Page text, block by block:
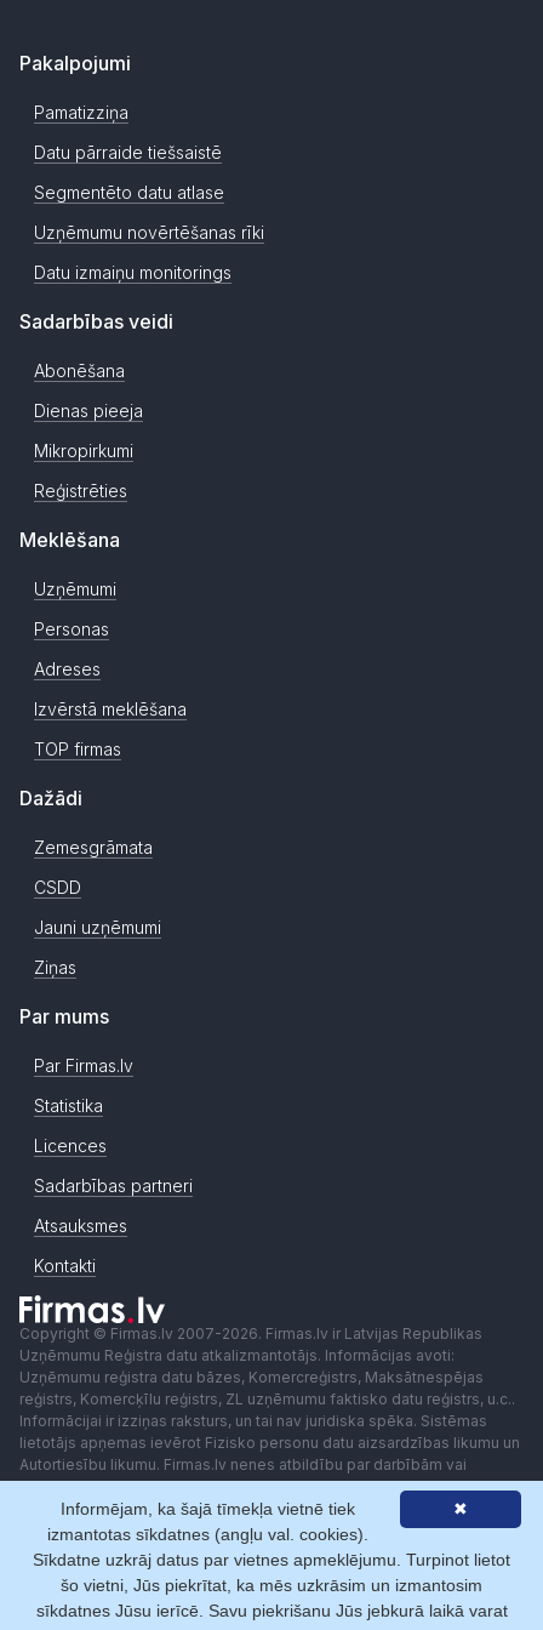
Pakalpojumi
Pamatizziņa
Datu pārraide tiešsaistē
Segmentēto datu atlase
Uzņēmumu novērtēšanas rīki
Datu izmaiņu monitorings
Sadarbības veidi
Abonēšana
Dienas pieeja
Mikropirkumi
Reģistrēties
Meklēšana
Uzņēmumi
Personas
Adreses
Izvērstā meklēšana
TOP firmas
Dažādi
Zemesgrāmata
CSDD
Jauni uzņēmumi
Ziņas
Par mums
Par Firmas.lv
Statistika
Licences
Sadarbības partneri
Atsauksmes
Kontakti
Copyright © Firmas.lv 2007-2026. Firmas.lv ir Latvijas Republikas
Uzņēmumu Reģistra datu atkalizmantotājs. Informācijas avoti:
Uzņēmumu reģistra datu bāzes, Komercreģistrs, Maksātnespējas
reģistrs, Komercķīlu reģistrs, ZL uzņēmumu faktisko datu reģistrs, u.c..
Informācijai ir izziņas raksturs, un tai nav juridiska spēka. Sistēmas
lietotājs apņemas ievērot Fizisko personu datu aizsardzības likumu un
Autortiesību likumu. Firmas.lv nenes atbildību par darbībām vai
lēmumiem, kas balstīti uz saņemto pakalpojumu. Lietotājam aizliegts
izmantot jebkādas automatizētas sistēmas vai iekārtas (robotus)
piekļuvei sistēmai bez rakstiskas saskaņošanas ar Firmas.lv. Galvenā
redaktore: Ingūna Pempere.
Lietošanas noteikumi
Privātuma politika Norēķini ar
✖
Informējam, ka šajā tīmekļa vietnē tiek
izmantotas sīkdatnes (angļu val. cookies).
Sīkdatne uzkrāj datus par vietnes apmeklējumu. Turpinot lietot
šo vietni, Jūs piekrītat, ka mēs uzkrāsim un izmantosim
sīkdatnes Jūsu ierīcē. Savu piekrišanu Jūs jebkurā laikā varat